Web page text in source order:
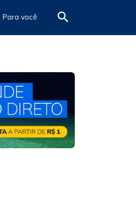
Para você